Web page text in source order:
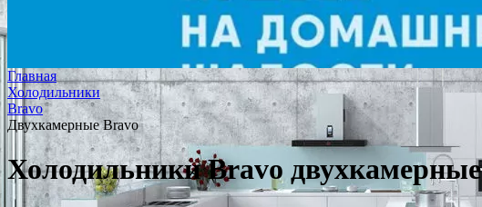
Главная
Холодильники
Bravo
Двухкамерные Bravo
Холодильники Bravo двухкамерные